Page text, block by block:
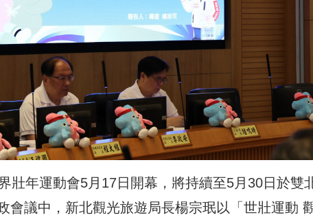
壯年運動會5月17日開幕，將持續至5月30日於雙
會議中，新北觀光旅遊局長楊宗珉以「世壯運動